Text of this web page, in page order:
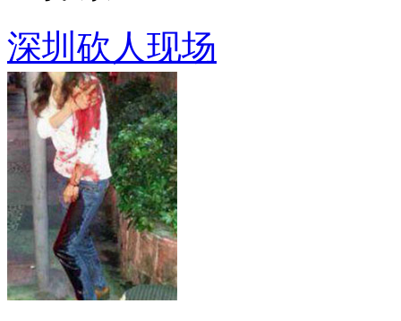
深圳砍人现场